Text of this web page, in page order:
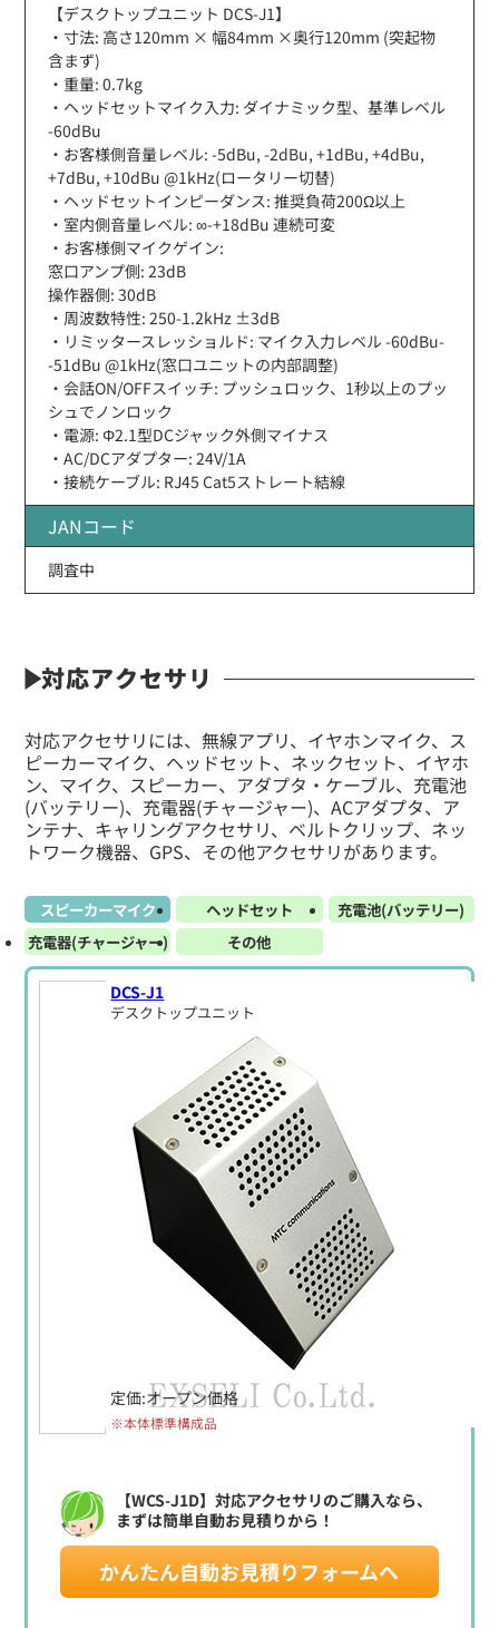
【デスクトップユニット DCS-J1】
・寸法: 高さ120mm × 幅84mm ×奥行120mm (突起物
含まず)
・重量: 0.7kg
・ヘッドセットマイク入力: ダイナミック型、基準レベル
-60dBu
・お客様側音量レベル: -5dBu, -2dBu, +1dBu, +4dBu,
+7dBu, +10dBu @1kHz(ロータリー切替)
・ヘッドセットインピーダンス: 推奨負荷200Ω以上
・室内側音量レベル: ∞-+18dBu 連続可変
・お客様側マイクゲイン:
窓口アンプ側: 23dB
操作器側: 30dB
・周波数特性: 250-1.2kHz ±3dB
・リミッタースレッショルド: マイク入力レベル -60dBu-
-51dBu @1kHz(窓口ユニットの内部調整)
・会話ON/OFFスイッチ: プッシュロック、1秒以上のプッ
シュでノンロック
・電源: Φ2.1型DCジャック外側マイナス
・AC/DCアダプター: 24V/1A
・接続ケーブル: RJ45 Cat5ストレート結線
JANコード
調査中
対応アクセサリ
対応アクセサリには、無線アプリ、イヤホンマイク、ス
ピーカーマイク、ヘッドセット、ネックセット、イヤホ
ン、マイク、スピーカー、アダプタ・ケーブル、充電池
(バッテリー)、充電器(チャージャー)、ACアダプタ、ア
ンテナ、キャリングアクセサリ、ベルトクリップ、ネッ
トワーク機器、GPS、その他アクセサリがあります。
スピーカーマイク ヘッドセット
充電池(バッテリー)
充電器(チャージャー)
その他
DCS-J1
デスクトップユニット
定価:オープン価格
※本体標準構成品
【WCS-J1D】対応アクセサリのご購入なら、
まずは簡単自動お見積りから！
かんたん自動お見積りフォームへ